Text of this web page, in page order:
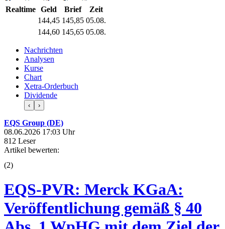
Realtime Geld Brief
Zeit
144,45 145,85 05.08.
144,60 145,65 05.08.
Nachrichten
Analysen
Kurse
Chart
Xetra-Orderbuch
Dividende
‹ ›
EQS Group (DE)
08.06.2026 17:03 Uhr
812 Leser
Artikel bewerten:
(2)
EQS-PVR: Merck KGaA:
Veröffentlichung gemäß § 40